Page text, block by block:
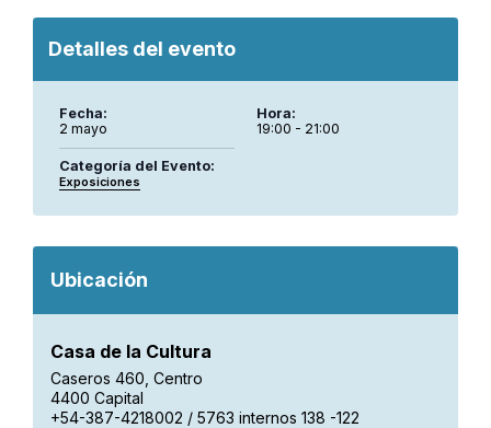
Detalles del evento
Fecha:
2 mayo
Hora:
19:00 - 21:00
Categoría del Evento:
Exposiciones
Ubicación
Casa de la Cultura
Caseros 460, Centro
4400 Capital
+54-387-4218002 / 5763 internos 138 -122